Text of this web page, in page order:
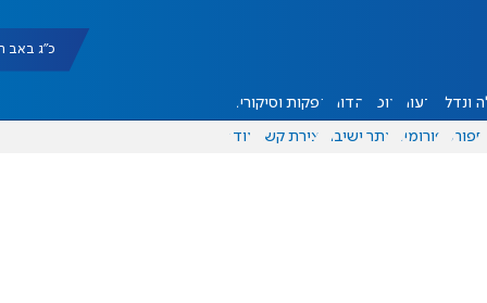
כ"ג באב תשפ"ו
ונדל"ן דעות אוכל יהדות הפקות וסיקורים
ספורט פורומים אתר ישיבה יצירת קשר עוד